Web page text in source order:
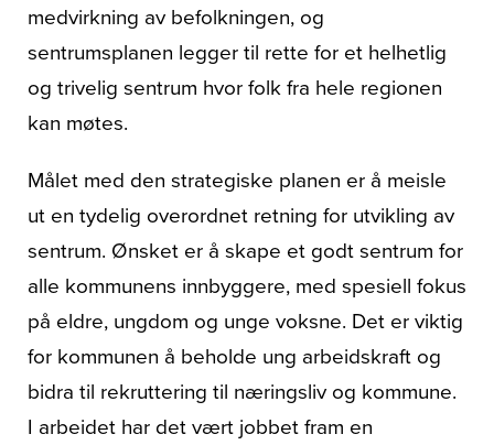
medvirkning av befolkningen, og
sentrumsplanen legger til rette for et helhetlig
og trivelig sentrum hvor folk fra hele regionen
kan møtes.
Målet med den strategiske planen er å meisle
ut en tydelig overordnet retning for utvikling av
sentrum. Ønsket er å skape et godt sentrum for
alle kommunens innbyggere, med spesiell fokus
på eldre, ungdom og unge voksne. Det er viktig
for kommunen å beholde ung arbeidskraft og
bidra til rekruttering til næringsliv og kommune.
I arbeidet har det vært jobbet fram en